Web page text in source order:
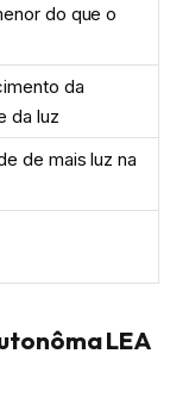
do que o
da
da luz
de mais luz na
LEA